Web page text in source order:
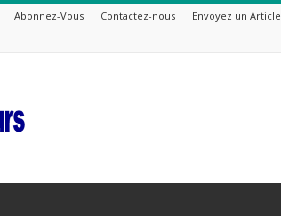
Abonnez-Vous Contactez-nous Envoyez un Article